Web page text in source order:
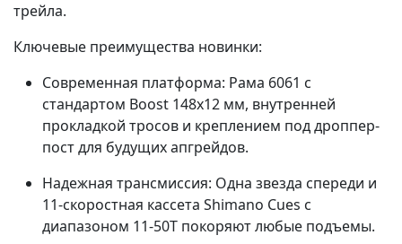
трейла.
Ключевые преимущества новинки:
Современная платформа: Рама 6061 с
стандартом Boost 148x12 мм, внутренней
прокладкой тросов и креплением под дроппер-
пост для будущих апгрейдов.
Надежная трансмиссия: Одна звезда спереди и
11-скоростная кассета Shimano Cues с
диапазоном 11-50T покоряют любые подъемы.